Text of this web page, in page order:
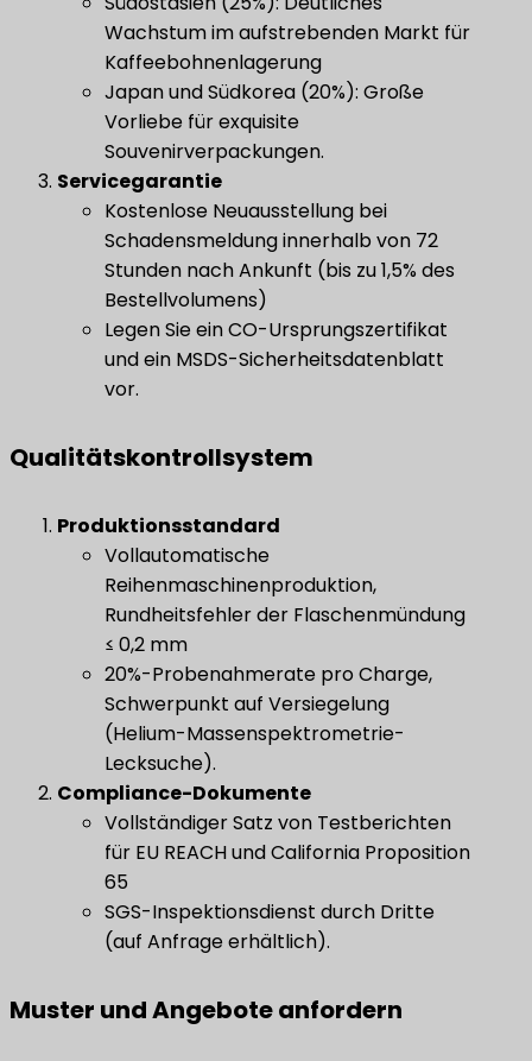
Wachstum im aufstrebenden Markt für
Kaffeebohnenlagerung
Japan und Südkorea (20%): Große
Vorliebe für exquisite
Souvenirverpackungen.
Servicegarantie
Kostenlose Neuausstellung bei
Schadensmeldung innerhalb von 72
Stunden nach Ankunft (bis zu 1,5% des
Bestellvolumens)
Legen Sie ein CO-Ursprungszertifikat
und ein MSDS-Sicherheitsdatenblatt
vor.
Qualitätskontrollsystem
Produktionsstandard
Vollautomatische
Reihenmaschinenproduktion,
Rundheitsfehler der Flaschenmündung
≤ 0,2 mm
20%-Probenahmerate pro Charge,
Schwerpunkt auf Versiegelung
(Helium-Massenspektrometrie-
Lecksuche).
Compliance-Dokumente
Vollständiger Satz von Testberichten
für EU REACH und California Proposition
65
SGS-Inspektionsdienst durch Dritte
(auf Anfrage erhältlich).
Muster und Angebote anfordern